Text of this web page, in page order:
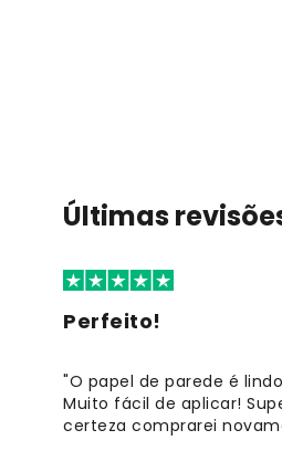
Últimas
Perfeito!
"O papel de parede é
Muito fácil de aplicar!
certeza comprarei